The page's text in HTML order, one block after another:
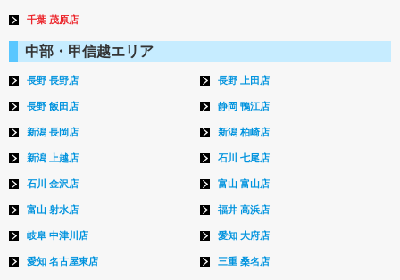
千葉 茂原店
中部・甲信越エリア
長野 長野店 長野 上田店
長野 飯田店 静岡 鴨江店
新潟 長岡店 新潟 柏崎店
新潟 上越店 石川 七尾店
石川 金沢店 富山 富山店
富山 射水店 福井 高浜店
岐阜 中津川店 愛知 大府店
愛知 名古屋東店 三重 桑名店